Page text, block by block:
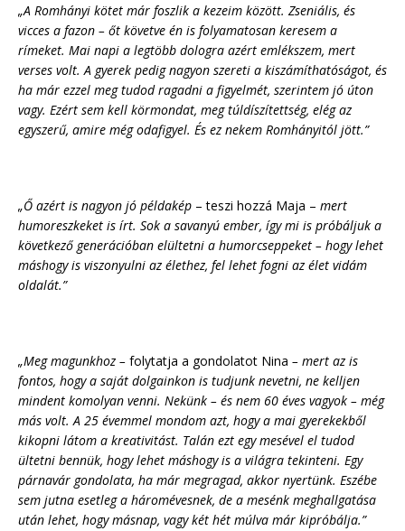
„A Romhányi kötet már foszlik a kezeim között. Zseniális, és
vicces a fazon – őt követve én is folyamatosan keresem a
rímeket. Mai napi a legtöbb dologra azért emlékszem, mert
verses volt. A gyerek pedig nagyon szereti a kiszámíthatóságot, és
ha már ezzel meg tudod ragadni a figyelmét, szerintem jó úton
vagy. Ezért sem kell körmondat, meg túldíszítettség, elég az
egyszerű, amire még odafigyel. És ez nekem Romhányitól jött.”
„Ő azért is nagyon jó példakép – teszi hozzá Maja – mert
humoreszkeket is írt. Sok a savanyú ember, így mi is próbáljuk a
következő generációban elültetni a humorcseppeket – hogy lehet
máshogy is viszonyulni az élethez, fel lehet fogni az élet vidám
oldalát.”
„Meg magunkhoz – folytatja a gondolatot Nina – mert az is
fontos, hogy a saját dolgainkon is tudjunk nevetni, ne kelljen
mindent komolyan venni. Nekünk – és nem 60 éves vagyok – még
más volt. A 25 évemmel mondom azt, hogy a mai gyerekekből
kikopni látom a kreativitást. Talán ezt egy mesével el tudod
ültetni bennük, hogy lehet máshogy is a világra tekinteni. Egy
párnavár gondolata, ha már megragad, akkor nyertünk. Eszébe
sem jutna esetleg a háromévesnek, de a mesénk meghallgatása
után lehet, hogy másnap, vagy két hét múlva már kipróbálja.”